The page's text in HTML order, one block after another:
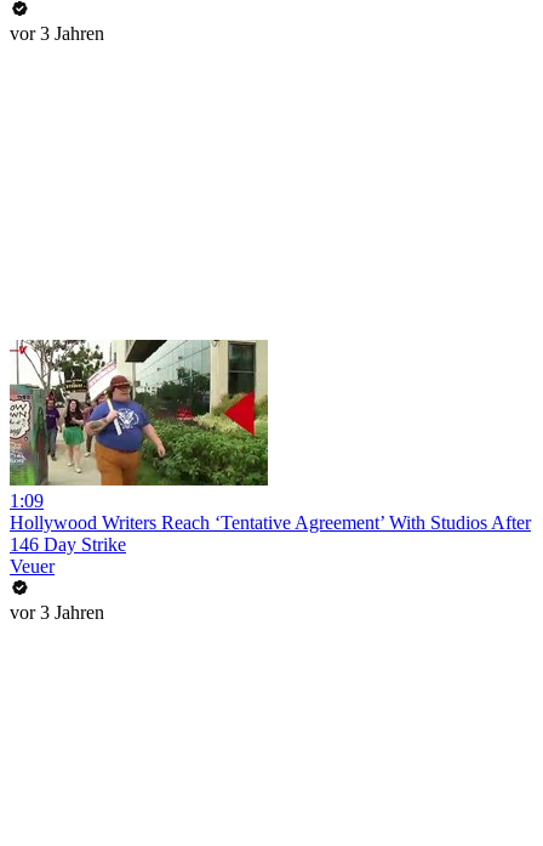
vor 3 Jahren
1:09
Hollywood Writers Reach ‘Tentative Agreement’ With Studios After
146 Day Strike
Veuer
vor 3 Jahren